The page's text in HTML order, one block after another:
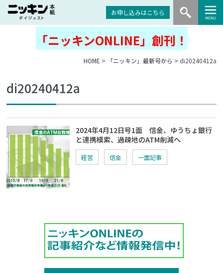
お申し込みはこちら
「ニッキンONLINE」創刊！
HOME > 「ニッキン」最新号から > di20240412a
di20240412a
2024年4月12日号1面 信金、ゆうちょ銀行
と連携模索、過疎地のATM削減へ
経営 信金 一面記事